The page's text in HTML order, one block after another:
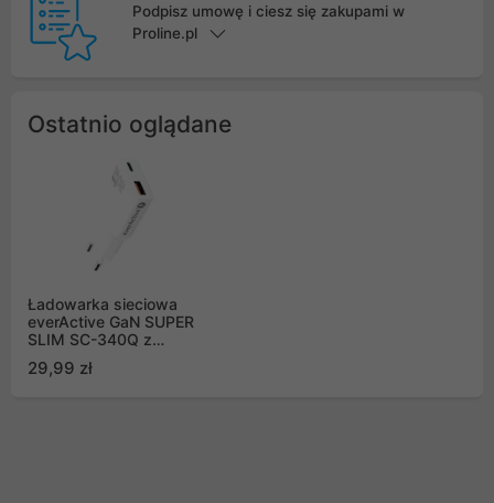
Podpisz umowę i ciesz się zakupami w
Proline.pl
Ostatnio oglądane
Ładowarka sieciowa
everActive GaN SUPER
SLIM SC-340Q z
oraz USB-C PD 20W
29,99 zł